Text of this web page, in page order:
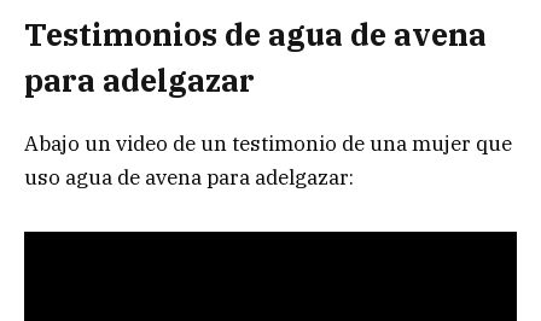
Testimonios de agua de avena
para adelgazar
Abajo un video de un testimonio de una mujer que
uso agua de avena para adelgazar: